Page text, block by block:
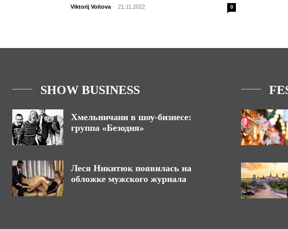
Viktorij Voitova - 21.11.2022 0
SHOW BUSINESS
Хмельничани в шоу-бизнесе:
группа «Безодня»
Леся Никитюк появилась на
обложке мужского журнала